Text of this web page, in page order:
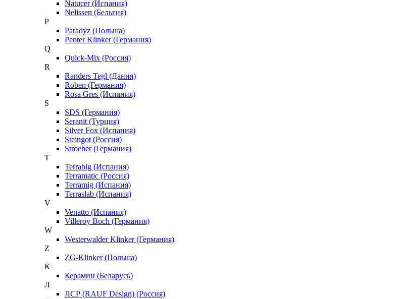
Natucer (Испания)
Nelissen (Бельгия)
P
Paradyz (Польша)
Penter Klinker (Германия)
Q
Quick-Mix (Россия)
R
Randers Tegl (Дания)
Roben (Германия)
Rosa Gres (Испания)
S
SDS (Германия)
Seranit (Турция)
Silver Fox (Испания)
Steingot (Россия)
Stroeher (Германия)
T
Terrabig (Испания)
Terramatic (Россия)
Terramig (Испания)
Terraslab (Испания)
V
Venatto (Испания)
Villeroy Boch (Германия)
W
Westerwalder Klinker (Германия)
Z
ZG-Klinker (Польша)
К
Керамин (Беларусь)
Л
ЛСР (RAUF Design) (Россия)